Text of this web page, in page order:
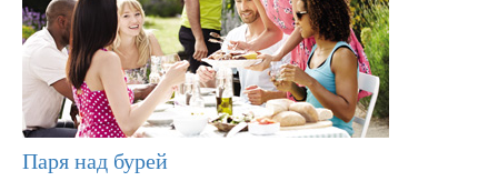
Паря над бурей